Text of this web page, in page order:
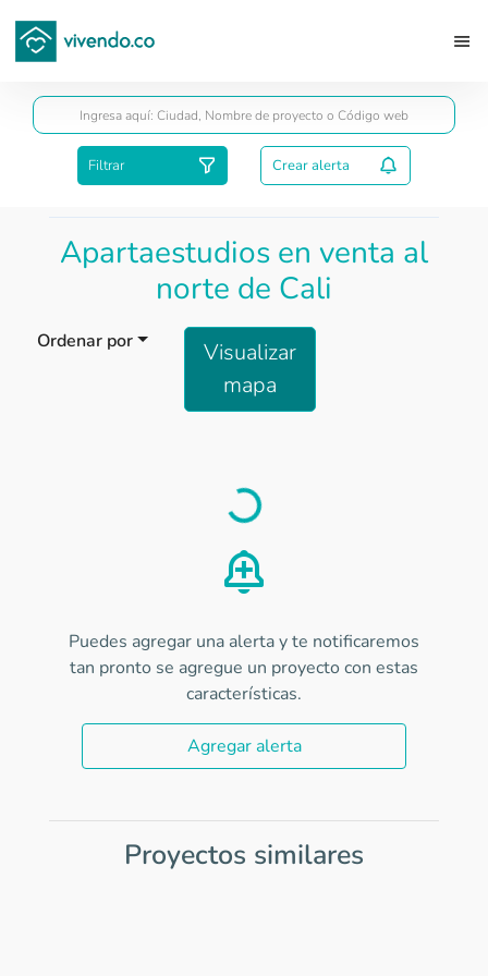
Filtrar Crear alerta
Apartaestudios en venta al
norte de Cali
Ordenar por
Visualizar
mapa
Load
Puedes agregar una alerta y te notificaremos
tan pronto se agregue un proyecto con estas
características.
Agregar alerta
Proyectos similares
Guardar